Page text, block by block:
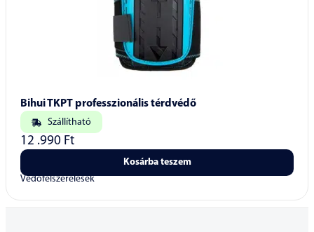
Bihui TKPT professzionális térdvédő
Szállítható
12 .990 Ft
Kosárba teszem
Védőfelszerelések